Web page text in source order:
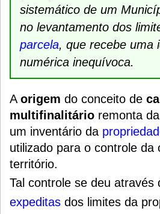
sistemático de um
no levantamento dos
parcela, que recebe uma
numérica inequívoca.
Aorigem do conceito de
multifinalitário remonta
um inventário da
utilizado para o controle da
território.
Tal controle se deu através
expeditas dos limites da